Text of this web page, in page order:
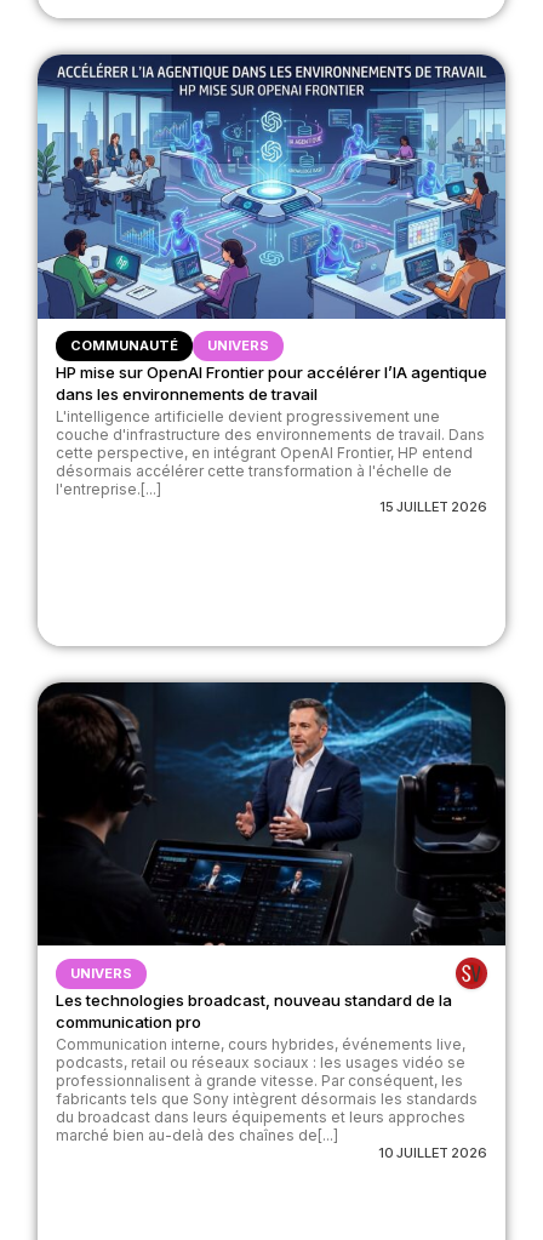
COMMUNAUTÉ UNIVERS
HP mise sur OpenAI Frontier pour accélérer l’IA agentique
dans les environnements de travail
L'intelligence artificielle devient progressivement une
couche d'infrastructure des environnements de travail. Dans
cette perspective, en intégrant OpenAI Frontier, HP entend
désormais accélérer cette transformation à l'échelle de
l'entreprise.[...]
15 JUILLET 2026
UNIVERS
Les technologies broadcast, nouveau standard de la
communication pro
Communication interne, cours hybrides, événements live,
podcasts, retail ou réseaux sociaux : les usages vidéo se
professionnalisent à grande vitesse. Par conséquent, les
fabricants tels que Sony intègrent désormais les standards
du broadcast dans leurs équipements et leurs approches
marché bien au-delà des chaînes de[...]
10 JUILLET 2026